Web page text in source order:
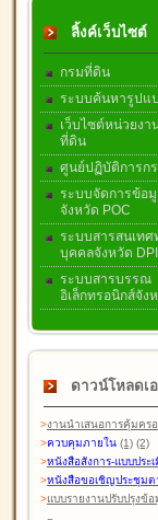
ลิ้งค์เว็บไซต์
กรมที่ดิน
ระบบค้นหารูปแ
เว็บไซต์หน่วยงา
ที่ดิน
ศูนย์ปฏิบัติการก
ระบบจัดการข้อ
จังหวัด POC
ระบบสารสนเทศ
บุคคลจังหวัด
ระบบสารบรรณ
อิเล็กทรอนิกส์จัง
ดาวน์โหลดเ
>งานนำเสนอการคุ้มคร
>ควบคุมภายใน (1) (2)
>หนังสือสังการ-แบบปร
>หนังสือขอเชิญประชุม
>แบบรายงานปรับปรุงข้